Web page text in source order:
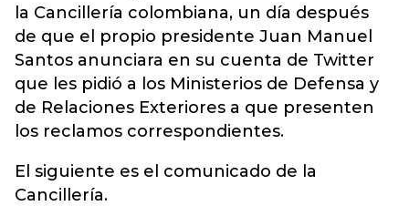
la Cancillería colombiana, un día después
de que el propio presidente Juan Manuel
Santos anunciara en su cuenta de Twitter
que les pidió a los Ministerios de Defensa y
de Relaciones Exteriores a que presenten
los reclamos correspondientes.
El siguiente es el comunicado de la
Cancillería.